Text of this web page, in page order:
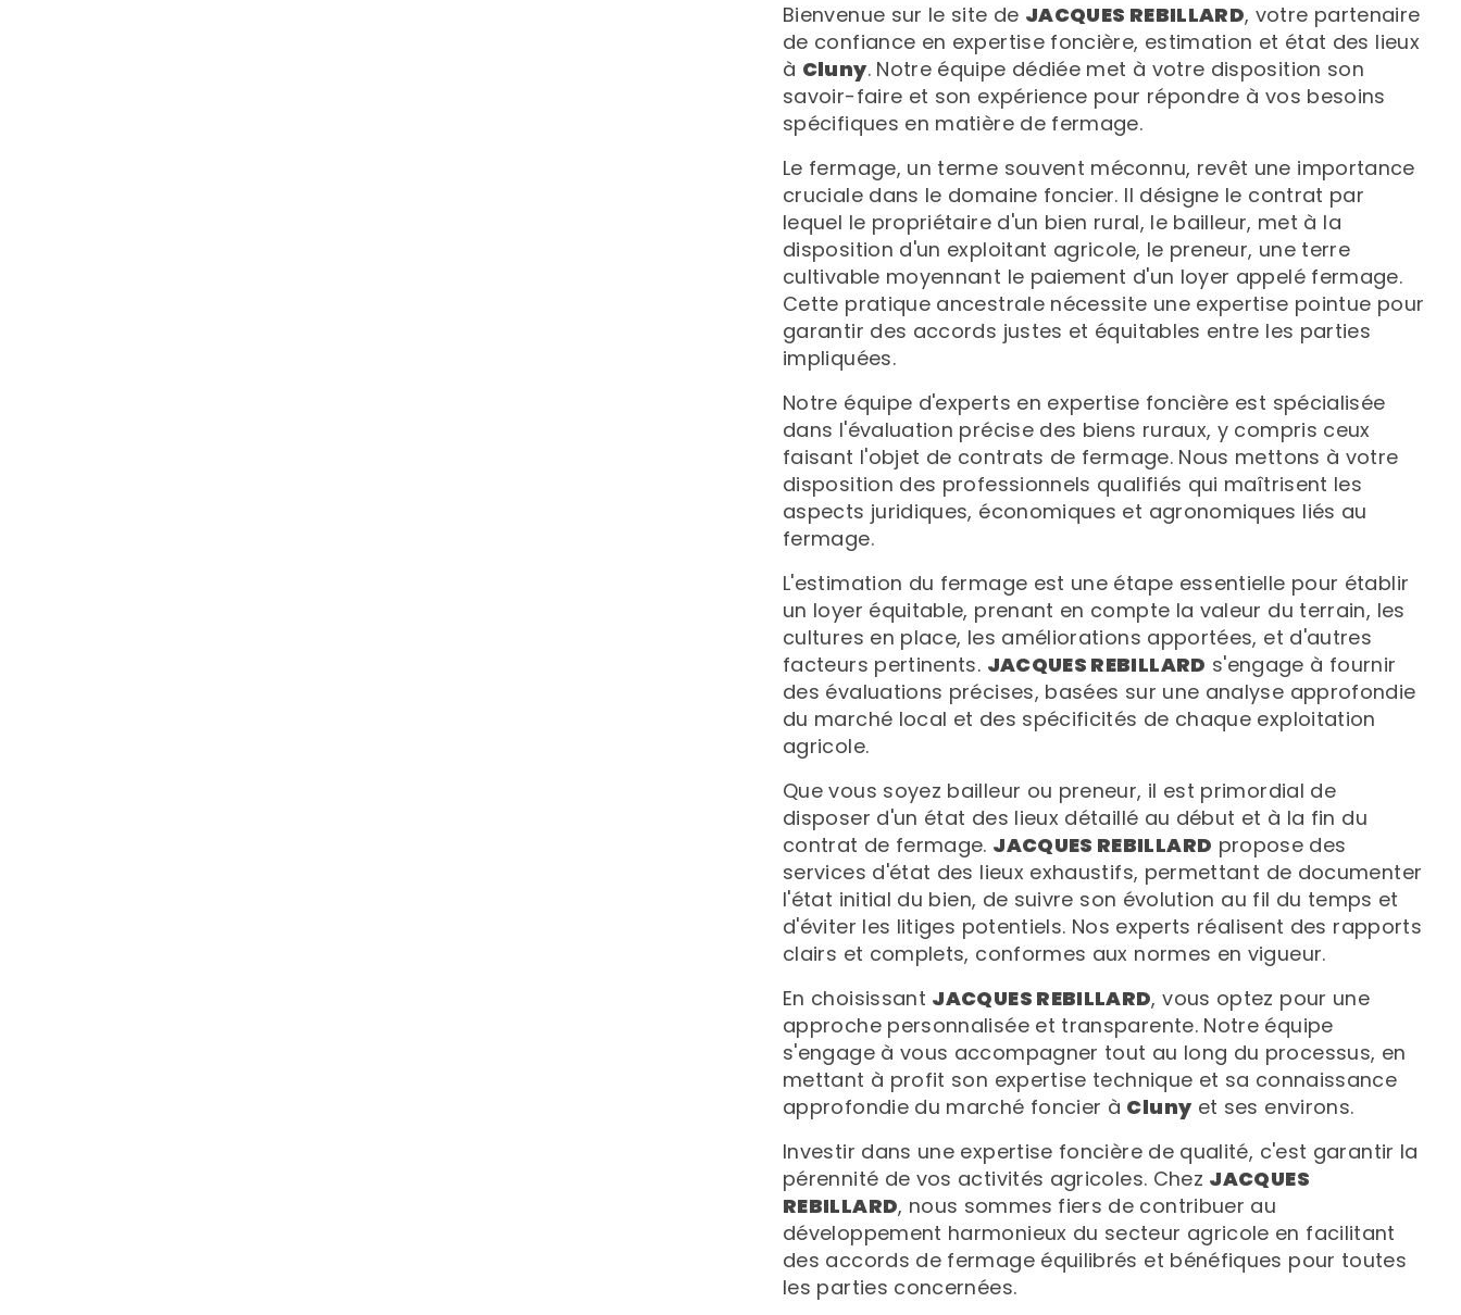
Bienvenue sur le site de JACQUES REBILLARD, votre partenaire
de confiance en expertise foncière, estimation et état des lieux
à Cluny. Notre équipe dédiée met à votre disposition son
savoir-faire et son expérience pour répondre à vos besoins
spécifiques en matière de fermage.
Le fermage, un terme souvent méconnu, revêt une importance
cruciale dans le domaine foncier. Il désigne le contrat par
lequel le propriétaire d'un bien rural, le bailleur, met à la
disposition d'un exploitant agricole, le preneur, une terre
cultivable moyennant le paiement d'un loyer appelé fermage.
Cette pratique ancestrale nécessite une expertise pointue pour
garantir des accords justes et équitables entre les parties
impliquées.
Notre équipe d'experts en expertise foncière est spécialisée
dans l'évaluation précise des biens ruraux, y compris ceux
faisant l'objet de contrats de fermage. Nous mettons à votre
disposition des professionnels qualifiés qui maîtrisent les
aspects juridiques, économiques et agronomiques liés au
fermage.
L'estimation du fermage est une étape essentielle pour établir
un loyer équitable, prenant en compte la valeur du terrain, les
cultures en place, les améliorations apportées, et d'autres
facteurs pertinents. JACQUES REBILLARD s'engage à fournir
des évaluations précises, basées sur une analyse approfondie
du marché local et des spécificités de chaque exploitation
agricole.
Que vous soyez bailleur ou preneur, il est primordial de
disposer d'un état des lieux détaillé au début et à la fin du
contrat de fermage. JACQUES REBILLARD propose des
services d'état des lieux exhaustifs, permettant de documenter
l'état initial du bien, de suivre son évolution au fil du temps et
d'éviter les litiges potentiels. Nos experts réalisent des rapports
clairs et complets, conformes aux normes en vigueur.
En choisissant JACQUES REBILLARD, vous optez pour une
approche personnalisée et transparente. Notre équipe
s'engage à vous accompagner tout au long du processus, en
mettant à profit son expertise technique et sa connaissance
approfondie du marché foncier à Cluny et ses environs.
Investir dans une expertise foncière de qualité, c'est garantir la
pérennité de vos activités agricoles. Chez JACQUES
REBILLARD, nous sommes fiers de contribuer au
développement harmonieux du secteur agricole en facilitant
des accords de fermage équilibrés et bénéfiques pour toutes
les parties concernées.